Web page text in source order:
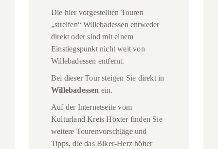
Die hier vorgestellten Touren
„streifen“ Willebadessen entweder
direkt oder sind mit einem
Einstiegspunkt nicht weit von
Willebadessen entfernt.
Bei dieser Tour steigen Sie direkt in
Willebadessen ein.
Auf der Internetseite vom
Kulturland Kreis Höxter finden Sie
weitere Tourenvorschläge und
Tipps, die das Biker-Herz höher